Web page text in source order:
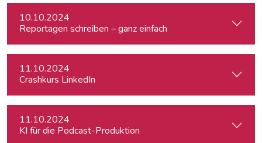
10.10.2024
Reportagen schreiben – ganz einfach
11.10.2024
Crashkurs LinkedIn
11.10.2024
KI für die Podcast-Produktion